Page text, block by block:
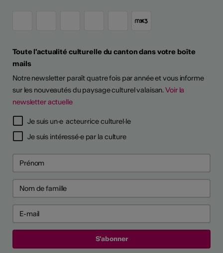
Toute l'actualité culturelle du canton dans votre boîte
mails
Notre newsletter paraît quatre fois par année et vous informe
sur les nouveautés du paysage culturel valaisan.Voir la
newsletter actuelle
Je suis un·e acteur·rice culturel·le
Je suis intéressé·e par la culture